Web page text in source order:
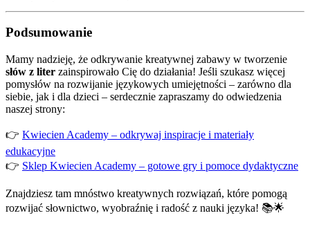
Podsumowanie
Mamy nadzieję, że odkrywanie kreatywnej zabawy w tworzenie
słów z liter zainspirowało Cię do działania! Jeśli szukasz więcej
pomysłów na rozwijanie językowych umiejętności – zarówno dla
siebie, jak i dla dzieci – serdecznie zapraszamy do odwiedzenia
naszej strony:
👉 Kwiecien Academy – odkrywaj inspiracje i materiały
edukacyjne
👉 Sklep Kwiecien Academy – gotowe gry i pomoce dydaktyczne
Znajdziesz tam mnóstwo kreatywnych rozwiązań, które pomogą
rozwijać słownictwo, wyobraźnię i radość z nauki języka! 📚🌟